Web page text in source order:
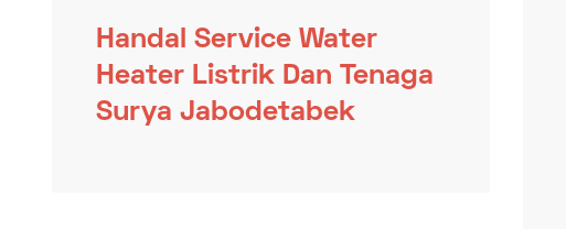
Handal Service Water
Heater Listrik Dan Tenaga
Surya Jabodetabek